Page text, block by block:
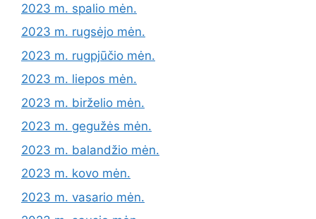
2023 m. spalio mėn.
2023 m. rugsėjo mėn.
2023 m. rugpjūčio mėn.
2023 m. liepos mėn.
2023 m. birželio mėn.
2023 m. gegužės mėn.
2023 m. balandžio mėn.
2023 m. kovo mėn.
2023 m. vasario mėn.